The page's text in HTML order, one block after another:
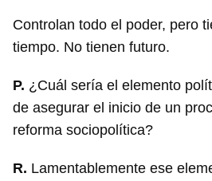
Controlan todo el poder, pero
tiempo. No tienen futuro.
P. ¿Cuál sería el elemento
de asegurar el inicio de un
reforma sociopolítica?
R. Lamentablemente ese